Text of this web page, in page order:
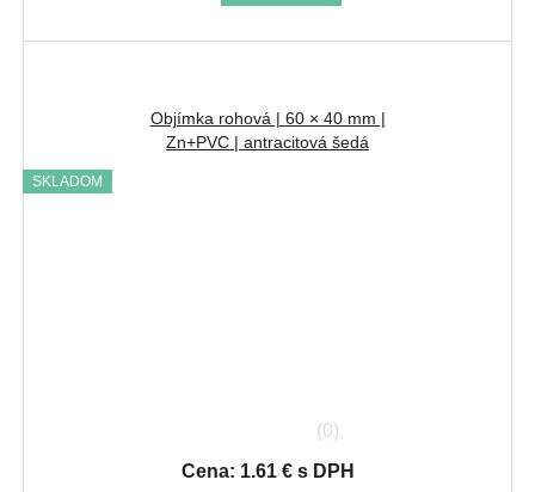
Objímka rohová | 60 × 40 mm |
Zn+PVC | antracitová šedá
SKLADOM
(0)
Cena: 1.61 € s DPH